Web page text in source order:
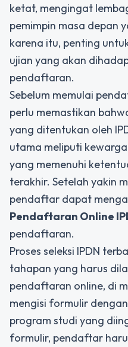
ketat, mengingat
pemimpin masa depan
karena itu, penting
ujian yang akan
pendaftaran.
Sebelum memulai
perlu memastikan
yang ditentukan oleh
utama meliputi
yang memenuhi
terakhir. Setelah yakin
pendaftar dapat
Pendaftaran Online
pendaftaran.
Proses seleksi IPDN
tahapan yang harus
pendaftaran online, di
mengisi formulir
program studi yang
formulir, pendaftar